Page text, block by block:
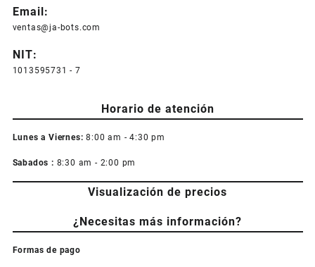
Email:
ventas@ja-bots.com
NIT:
1013595731 - 7
Horario de atención
Lunes a Viernes: 8:00 am - 4:30 pm
Sabados : 8:30 am - 2:00 pm
Visualización de precios
¿Necesitas más información?
Formas de pago